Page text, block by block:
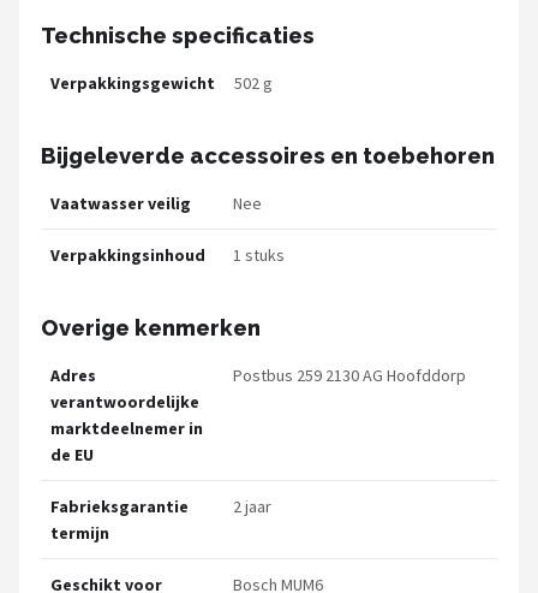
Technische specificaties
Verpakkingsgewicht 502 g
Bijgeleverde accessoires en toebehoren
Vaatwasser veilig Nee
Verpakkingsinhoud 1 stuks
Overige kenmerken
Adres
verantwoordelijke
marktdeelnemer in
de EU
Postbus 259 2130 AG Hoofddorp
Fabrieksgarantie
termijn
2 jaar
Geschikt voor Bosch MUM6